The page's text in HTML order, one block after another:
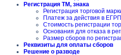
Регистрация ТМ, знака
Регистрация торговой
Платеж за действия в
Стоимость регистрации
Основания для отказа в
Размер сборов по
Реквизиты для оплаты сборов
Решение о разводе